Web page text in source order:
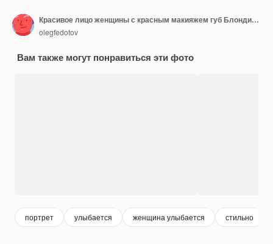
Красивое лицо женщины с красным макияжем губ Блондинка улыбается на красном фоне
olegfedotov
Вам также могут понравиться эти фото
портрет улыбается женщина улыбается стильно